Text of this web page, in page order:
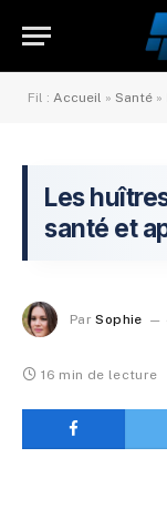
Fil : Accueil » Santé »
Les
santé et
Par Sophie
16 min de lecture